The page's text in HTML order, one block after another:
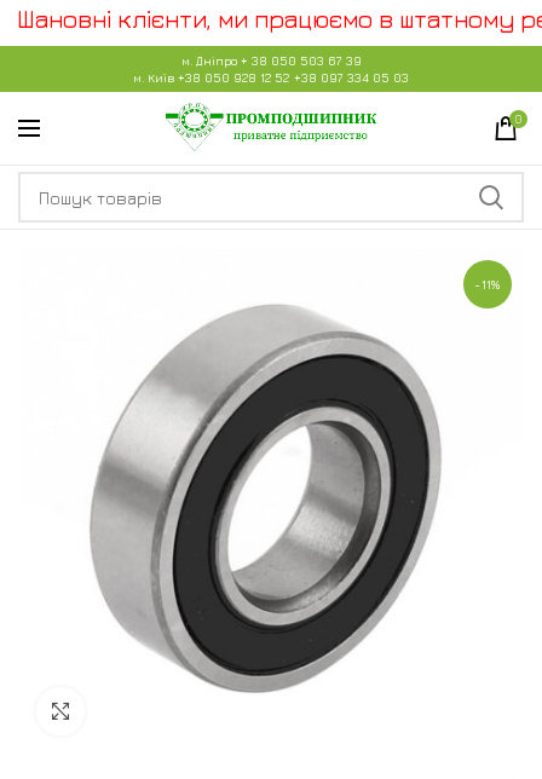
клієнти, ми працюємо в штатному
м. Дніпро + 38 050 503 67 39
м. Київ +38 050 928 12 52 +38 097 334 05 03
0
-11%